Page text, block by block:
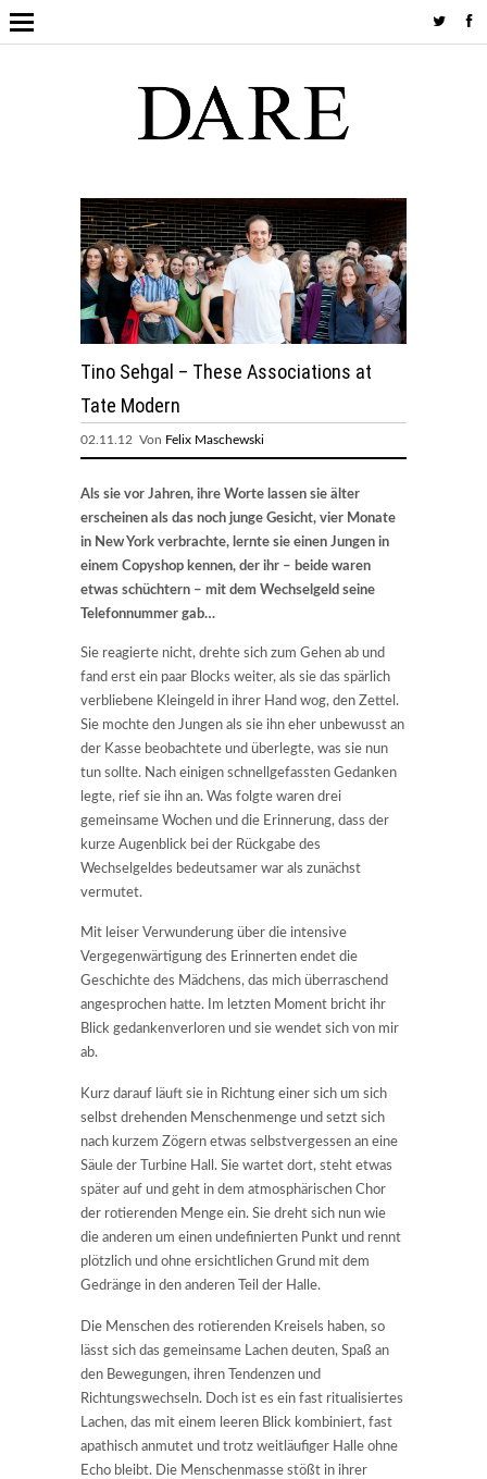
Tino Sehgal – These Associations at
Tate Modern
02.11.12 Von Felix Maschewski
Als sie vor Jahren, ihre Worte lassen sie älter
erscheinen als das noch junge Gesicht, vier Monate
in New York verbrachte, lernte sie einen Jungen in
einem Copyshop kennen, der ihr – beide waren
etwas schüchtern – mit dem Wechselgeld seine
Telefonnummer gab…
Sie reagierte nicht, drehte sich zum Gehen ab und
fand erst ein paar Blocks weiter, als sie das spärlich
verbliebene Kleingeld in ihrer Hand wog, den Zettel.
Sie mochte den Jungen als sie ihn eher unbewusst an
der Kasse beobachtete und überlegte, was sie nun
tun sollte. Nach einigen schnellgefassten Gedanken
legte, rief sie ihn an. Was folgte waren drei
gemeinsame Wochen und die Erinnerung, dass der
kurze Augenblick bei der Rückgabe des
Wechselgeldes bedeutsamer war als zunächst
vermutet.
Mit leiser Verwunderung über die intensive
Vergegenwärtigung des Erinnerten endet die
Geschichte des Mädchens, das mich überraschend
angesprochen hatte. Im letzten Moment bricht ihr
Blick gedankenverloren und sie wendet sich von mir
ab.
Kurz darauf läuft sie in Richtung einer sich um sich
selbst drehenden Menschenmenge und setzt sich
nach kurzem Zögern etwas selbstvergessen an eine
Säule der Turbine Hall. Sie wartet dort, steht etwas
später auf und geht in dem atmosphärischen Chor
der rotierenden Menge ein. Sie dreht sich nun wie
die anderen um einen undefinierten Punkt und rennt
plötzlich und ohne ersichtlichen Grund mit dem
Gedränge in den anderen Teil der Halle.
Die Menschen des rotierenden Kreisels haben, so
lässt sich das gemeinsame Lachen deuten, Spaß an
den Bewegungen, ihren Tendenzen und
Richtungswechseln. Doch ist es ein fast ritualisiertes
Lachen, das mit einem leeren Blick kombiniert, fast
apathisch anmutet und trotz weitläufiger Halle ohne
Echo bleibt. Die Menschenmasse stößt in ihrer